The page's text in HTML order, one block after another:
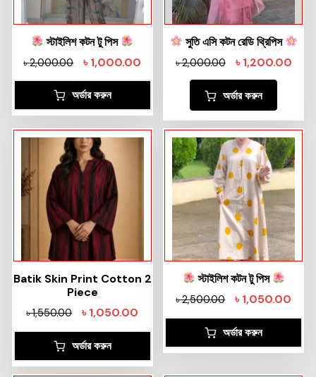
স্টাইলিশ কটন টু পিস
৳2,000.00 ৳1,000.00
অর্ডার করুন
সুতি এসি কটন রেডি থ্রিপিস
৳2,000.00 ৳1,200.00
অর্ডার করুন
Batik Skin Print Cotton 2
Piece
৳1,550.00 ৳1,050.00
অর্ডার করুন
স্টাইলিশ কটন টু পিস
৳2,500.00 ৳1,050.00
অর্ডার করুন